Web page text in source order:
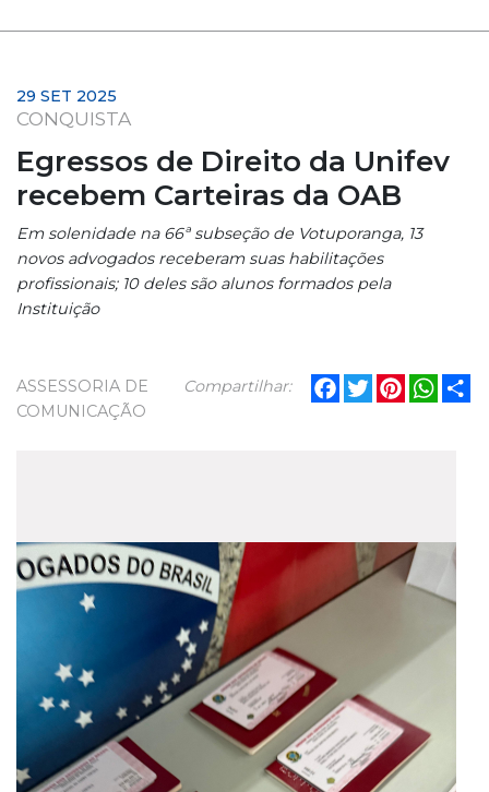
29 SET 2025
CONQUISTA
Egressos de Direito da Unifev
recebem Carteiras da OAB
Em solenidade na 66ª subseção de Votuporanga, 13
novos advogados receberam suas habilitações
profissionais; 10 deles são alunos formados pela
Instituição
Compartilhar: Facebook
TwitterPinterest
ASSESSORIA DE
COMUNICAÇÃO